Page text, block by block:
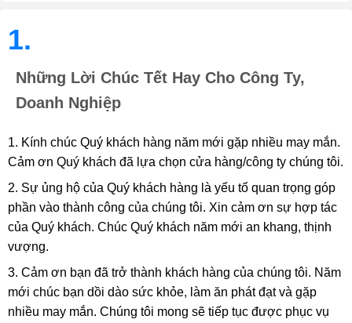
1.
Những Lời Chúc Tết Hay Cho Công Ty,
Doanh Nghiệp
1. Kính chúc Quý khách hàng năm mới gặp nhiều may mắn.
Cảm ơn Quý khách đã lựa chọn cửa hàng/công ty chúng tôi.
2. Sự ủng hộ của Quý khách hàng là yếu tố quan trọng góp
phần vào thành công của chúng tôi. Xin cảm ơn sự hợp tác
của Quý khách. Chúc Quý khách năm mới an khang, thịnh
vượng.
3. Cảm ơn bạn đã trở thành khách hàng của chúng tôi. Năm
mới chúc bạn dồi dào sức khỏe, làm ăn phát đạt và gặp
nhiều may mắn. Chúng tôi mong sẽ tiếp tục được phục vụ